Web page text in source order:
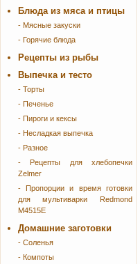
Блюда из мяса и птицы
- Мясные закуски
- Горячие блюда
Рецепты из рыбы
Выпечка и тесто
- Торты
- Печенье
- Пироги и кексы
- Несладкая выпечка
- Разное
- Рецепты для хлебопечки
Zelmer
- Пропорции и время готовки
для мультиварки Redmond
M4515E
Домашние заготовки
- Соленья
- Компоты